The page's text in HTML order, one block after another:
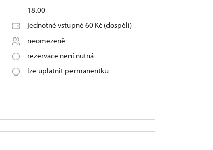
18.00
jednotné vstupné 60 Kč (dospělí)
neomezeně
rezervace není nutná
lze uplatnit permanentku